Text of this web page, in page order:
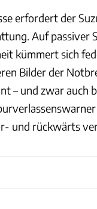
erfordert der
Auf passiver
kümmert sich
Bilder der
– und zwar auch
und rückwärts